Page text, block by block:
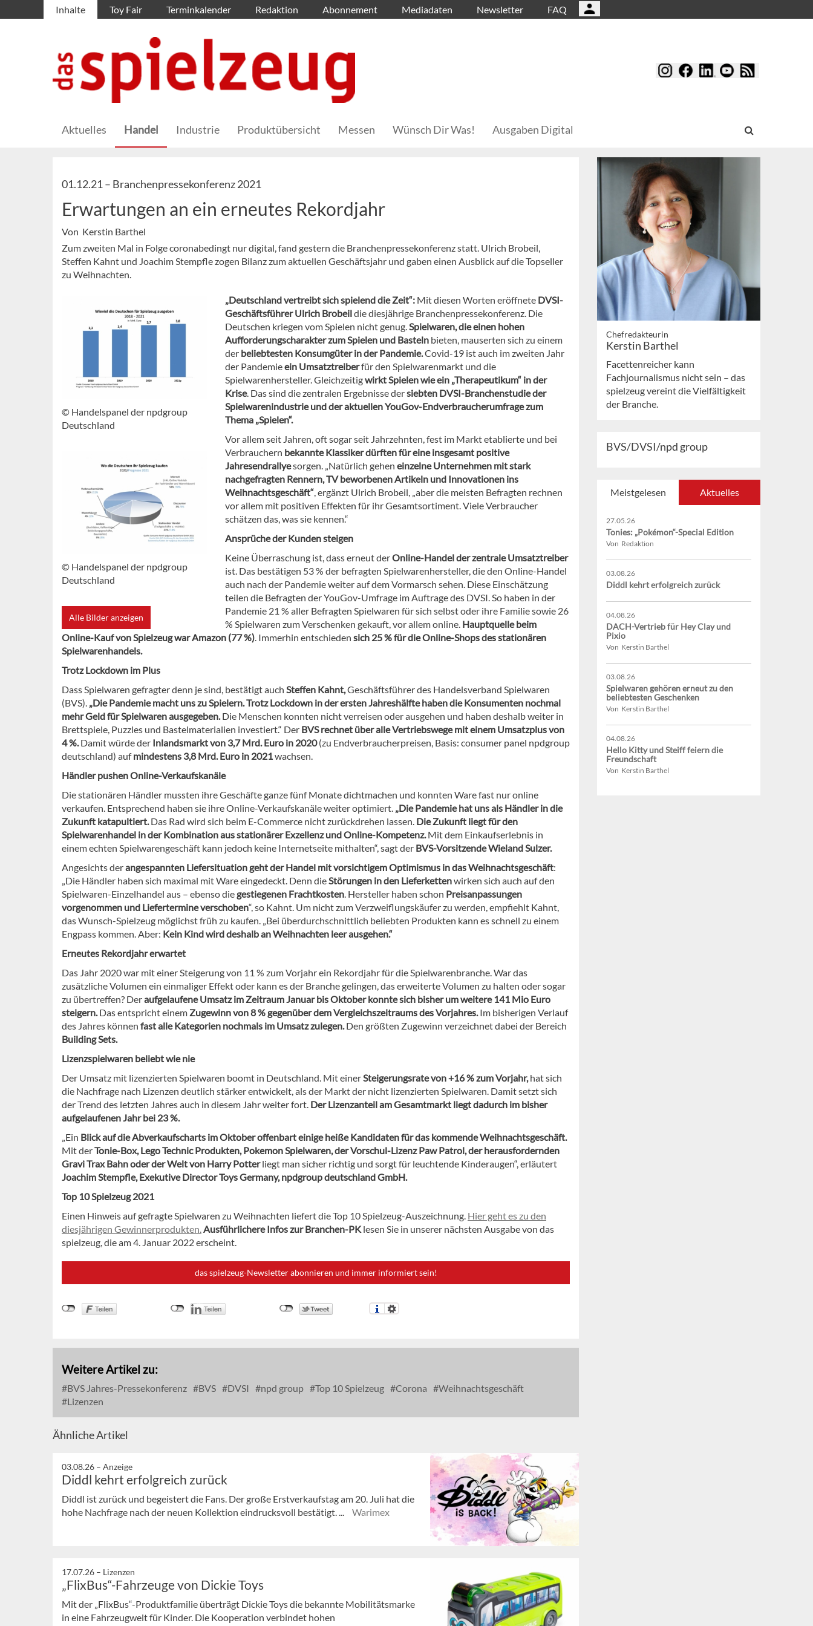
Inhalte Toy Fair Terminkalender Redaktion Abonnement Mediadaten Newsletter FAQ
Aktuelles Handel Industrie Produktübersicht Messen Wünsch Dir Was! Ausgaben Digital
01.12.21 – Branchenpressekonferenz 2021
Erwartungen an ein erneutes Rekordjahr
Von Kerstin Barthel
Zum zweiten Mal in Folge coronabedingt nur digital, fand gestern die Branchenpressekonferenz statt. Ulrich Brobeil,
Steffen Kahnt und Joachim Stempfle zogen Bilanz zum aktuellen Geschäftsjahr und gaben einen Ausblick auf die Topseller
zu Weihnachten.
© Handelspanel der npdgroup
Deutschland
© Handelspanel der npdgroup
Deutschland
Alle Bilder anzeigen
„Deutschland vertreibt sich spielend die Zeit“: Mit diesen Worten eröffnete DVSI-
Geschäftsführer Ulrich Brobeildie diesjährige Branchenpressekonferenz. Die
Deutschen kriegen vom Spielen nicht genug.Spielwaren, die einen hohen
Aufforderungscharakter zum Spielen und Basteln bieten, mauserten sich zu einem
der beliebtesten Konsumgüter in der Pande­mie.Covid-19 ist auch im zweiten Jahr
der Pandemieein Umsatztreiberfür den Spielwarenmarkt und die
Spielwarenhersteller. Gleichzeitigwirkt Spielen wie ein „Therapeutikum“ in der
Krise. Das sind die zentralen Ergebnisse dersiebten DVSI-Branchenstudie der
Spielwarenindustrie und der aktuellen YouGov-Endverbraucherumfrage zum
Thema „Spielen“.
Vor allem seit Jahren, oft sogar seit Jahrzehnten, fest im Markt etablierte und bei
Verbrauchern bekannte Klassiker dürften für eine insgesamt positive
Jahresendrallyesorgen. „Natürlich gehen einzelne Unternehmen mit stark
nachgefragten Rennern, TV beworbenen Artikeln und Innovationen ins
Weihnachtsgeschäft“, ergänzt Ulrich Brobeil, „aber die meisten Befragten rechnen
vor allem mit positiven Effekten für ihr Gesamtsortiment. Viele Verbraucher
schätzen das, was sie kennen.“
Ansprüche der Kunden steigen
Keine Überraschung ist, dass erneut derOnline-Handel der zentrale Umsatztreiber
ist. Das bestätigen 53 % der befragten Spielwarenhersteller, die den Online-Handel
auch nach der Pandemie weiter auf dem Vormarsch sehen. Diese Einschätzung
teilen die Befragten der YouGov-Umfrage im Auftrage des DVSI. So haben in der
Pandemie 21 % aller Befragten Spielwaren für sich selbst oder ihre Familie sowie 26
% Spielwaren zum Verschenken gekauft, vor allem online. Hauptquelle beim
Online-Kauf von Spielzeug war Amazon (77 %). Immerhin entschieden sich 25 % für die Online-Shops des stationären
Spielwaren­handels.
Trotz Lockdown im Plus
Dass Spielwaren gefragter denn je sind, bestätigt auch Steffen Kahnt,Geschäftsführer des Handelsverband Spielwaren
(BVS). „Die Pandemie macht uns zu Spielern. Trotz Lockdown in der ersten Jahreshälfte haben die Konsumenten nochmal
mehr Geld für Spielwaren ausgegeben.Die Menschen konnten nicht verreisen oder ausgehen und haben deshalb weiter in
Brettspiele, Puzzles und Bastelmaterialien investiert.“ Der BVS rechnet über alle Vertriebswege mit einem Umsatzplus von
4 %.Damit würde der Inlandsmarkt von 3,7 Mrd. Euro in 2020(zu Endverbraucherpreisen, Basis: consumer panel npdgroup
deutschland) aufmindestens 3,8 Mrd. Euro in 2021wachsen.
Händler pushen Online-Verkaufskanäle
Die stationären Händler mussten ihre Geschäfte ganze fünf Monate dichtmachen und konnten Ware fast nur online
verkaufen. Entsprechend haben sie ihre Online-Verkaufskanäle weiter optimiert. „Die Pandemie hat uns als Händler in die
Zukunft katapultiert.Das Rad wird sich beim E-Commerce nicht zurückdrehen lassen. Die Zukunft liegt für den
Spielwarenhandel in der Kombination aus stationärer Exzellenz und Online-Kompetenz.Mit dem Einkaufserlebnis in
einem echten Spielwarengeschäft kann jedoch keine Internetseite mithalten“, sagt der BVS-Vorsitzende Wieland Sulzer.
Angesichts derangespannten Liefersituation geht der Handel mit vorsichtigem Optimismus in das Weihnachtsgeschäft:
„Die Händler haben sich maximal mit Ware eingedeckt. Denn dieStörungen in den Lieferkettenwirken sich auch auf den
Spielwaren-Einzelhandel aus – ebenso diegestiegenen Frachtkosten. Hersteller haben schon Preisanpassungen
vorgenommen und Liefertermine verschoben“, so Kahnt. Um nicht zum Verzweiflungskäufer zu werden, empfiehlt Kahnt,
das Wunsch-Spielzeug möglichst früh zu kaufen. „Bei überdurchschnittlich beliebten Produkten kann es schnell zu einem
Engpass kommen. Aber: Kein Kind wird deshalb an Weihnachten leer ausgehen.“
Erneutes Rekordjahr erwartet
Das Jahr 2020 war mit einer Steigerung von 11 % zum Vorjahr ein Rekordjahr für die Spielwarenbranche. War das
zusätzliche Volumen ein einmaliger Effekt oder kann es der Branche gelingen, das erweiterte Volumen zu halten oder sogar
zu übertreffen? Deraufgelaufene Umsatz im Zeitraum Januar bis Oktober konnte sich bisher um weitere 141 Mio Euro
steigern.Das entspricht einem Zugewinn von 8 % gegenüber dem Vergleichszeitraums des Vorjahres.Im bisherigen Verlauf
des Jahres können fast alle Kategorien nochmals im Umsatz zulegen.Den größten Zugewinn verzeichnet dabei der Bereich
Building Sets.
Lizenzspielwaren beliebt wie nie
Der Umsatz mit lizenzierten Spielwaren boomt in Deutschland. Mit einerSteigerungsrate von +16 % zum Vorjahr,hat sich
die Nachfrage nach Lizenzen deutlich stärker entwickelt, als der Markt der nicht lizenzierten Spielwaren. Damit setzt sich
der Trend des letzten Jahres auch in diesem Jahr weiter fort. Der Lizenzanteil am Gesamtmarkt liegt dadurch im bisher
aufgelaufenen Jahr bei 23 %.
„Ein Blick auf die Abverkaufscharts im Oktober offenbart einige heiße Kandidaten für das kommende Weihnachtsgeschäft.
Mit derTonie-Box, Lego Technic Produkten, Pokemon Spielwaren, der Vorschul-Lizenz Paw Patrol, der herausfordernden
Gravi Trax Bahn oder der Welt von Harry Potterliegt man sicher richtig und sorgt für leuchtende Kinderaugen“, erläutert
Joachim Stempfle, Exekutive Director Toys Germany, npdgroup deutschland GmbH.
Top 10 Spielzeug 2021
Einen Hinweis auf gefragte Spielwaren zu Weihnachten liefert die Top 10 Spielzeug-Auszeichnung. Hier geht es zu den
diesjährigen Gewinnerprodukten.Ausführlichere Infos zur Branchen-PKlesen Sie in unserer nächsten Ausgabe von das
spielzeug, die am 4. Januar 2022 erscheint.
das spielzeug-Newsletter abonnieren und immer informiert sein!
Weitere Artikel zu:
BVS Jahres-Pressekonferenz BVS DVSI npd group Top 10 Spielzeug Corona
Weihnachtsgeschäft
Lizenzen
Ähnliche Artikel
03.08.26 – Anzeige
Diddl kehrt erfolgreich zurück
Diddl ist zurück und begeistert die Fans. Der große Erstverkaufstag am 20. Juli hat die
hohe Nachfrage nach der neuen Kollektion eindrucksvoll bestätigt. ...
Warimex
17.07.26 – Lizenzen
„FlixBus“-Fahrzeuge von Dickie Toys
Mit der „FlixBus“-Produktfamilie überträgt Dickie Toys die bekannte Mobilitätsmarke
in eine Fahrzeugwelt für Kinder. Die Kooperation verbindet hohen
Chefredakteurin
Kerstin Barthel
Facettenreicher kann
Fachjournalismus nicht sein – das
spielzeug vereint die Vielfältigkeit
der Branche.
BVS/DVSI/npd group
Meistgelesen Aktuelles
27.05.26
Tonies: „Pokémon“-Special Edition
Von Redaktion
03.08.26
Diddl kehrt erfolgreich zurück
04.08.26
DACH-Vertrieb für Hey Clay und
Pixio
Von Kerstin Barthel
03.08.26
Spielwaren gehören erneut zu den
beliebtesten Geschenken
Von Kerstin Barthel
04.08.26
Hello Kitty und Steiff feiern die
Freundschaft
Von Kerstin Barthel